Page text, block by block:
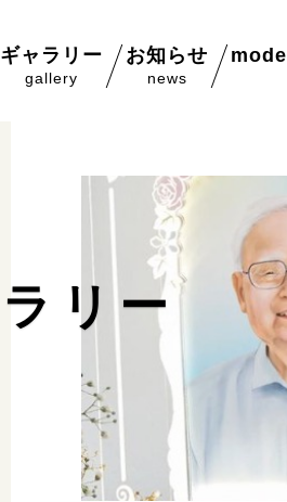
ギャラリー
gallery
お知らせ
news
ラ リー